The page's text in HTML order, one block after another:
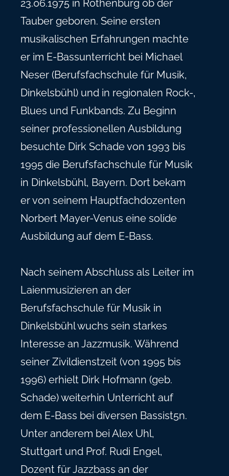
23.06.1975 in Rothenburg ob der
Tauber geboren. Seine ersten
musikalischen Erfahrungen machte
er im E-Bassunterricht bei Michael
Neser (Berufsfachschule für Musik,
Dinkelsbühl) und in regionalen Rock-,
Blues und Funkbands. Zu Beginn
seiner professionellen Ausbildung
besuchte Dirk Schade von 1993 bis
1995 die Berufsfachschule für Musik
in Dinkelsbühl, Bayern. Dort bekam
er von seinem Hauptfachdozenten
Norbert Mayer-Venus eine solide
Ausbildung auf dem E-Bass.
Nach seinem Abschluss als Leiter im
Laienmusizieren an der
Berufsfachschule für Musik in
Dinkelsbühl wuchs sein starkes
Interesse an Jazzmusik. Während
seiner Zivildienstzeit (von 1995 bis
1996) erhielt Dirk Hofmann (geb.
Schade) weiterhin Unterricht auf
dem E-Bass bei diversen Bassist5n.
Unter anderem bei Alex Uhl,
Stuttgart und Prof. Rudi Engel,
Dozent für Jazzbass an der